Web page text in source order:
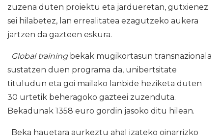
zuzena duten proiektu eta jardueretan, gutxienez
sei hilabetez, lan errealitatea ezagutzeko aukera
jartzen da gazteen eskura.
Global trainingbekak mugikortasun transnazionala
sustatzen duen programa da, unibertsitate
tituludun eta goi mailako lanbide heziketa duten
30 urtetik beheragoko gazteei zuzenduta.
Bekadunak 1358 euro gordin jasoko ditu hilean.
Beka hauetara aurkeztu ahal izateko oinarrizko